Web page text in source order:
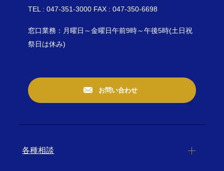
TEL : 047-351-3000 FAX : 047-350-6698
窓口業務：月曜日～金曜日午前9時～午後5時(土日祝
祭日は休み)
お問い合わせ
各種相談